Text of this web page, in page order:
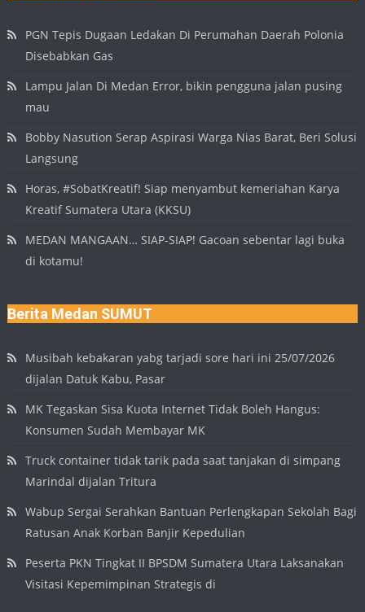
PGN Tepis Dugaan Ledakan Di Perumahan Daerah Polonia
Disebabkan Gas
Lampu Jalan Di Medan Error, bikin pengguna jalan pusing
mau
Bobby Nasution Serap Aspirasi Warga Nias Barat, Beri Solusi
Langsung
Horas, #SobatKreatif! Siap menyambut kemeriahan Karya
Kreatif Sumatera Utara (KKSU)
MEDAN MANGAAN… SIAP-SIAP! Gacoan sebentar lagi buka
di kotamu!
Berita Medan SUMUT
Musibah kebakaran yabg tarjadi sore hari ini 25/07/2026
dijalan Datuk Kabu, Pasar
MK Tegaskan Sisa Kuota Internet Tidak Boleh Hangus:
Konsumen Sudah Membayar MK
Truck container tidak tarik pada saat tanjakan di simpang
Marindal dijalan Tritura
Wabup Sergai Serahkan Bantuan Perlengkapan Sekolah Bagi
Ratusan Anak Korban Banjir Kepedulian
Peserta PKN Tingkat II BPSDM Sumatera Utara Laksanakan
Visitasi Kepemimpinan Strategis di